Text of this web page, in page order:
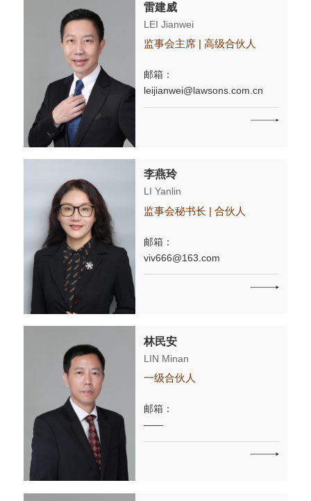
雷建威
LEI Jianwei
监事会主席 | 高级合伙人
邮箱：
leijianwei@lawsons.com.cn
李燕玲
LI Yanlin
监事会秘书长 | 合伙人
邮箱：
viv666@163.com
林民安
LIN Minan
一级合伙人
邮箱：
——